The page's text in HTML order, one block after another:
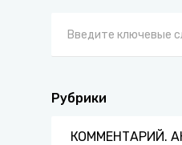
Рубрики
КОММЕНТАРИЙ.